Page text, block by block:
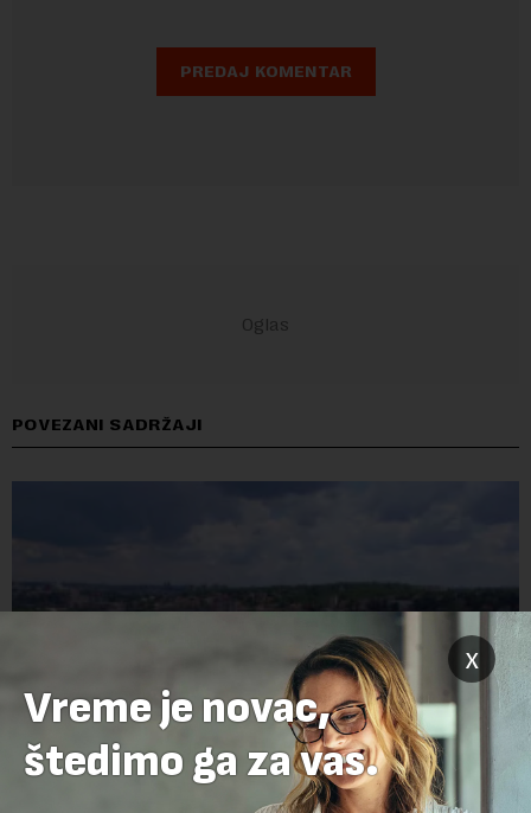
POVEZANI SADRŽAJI
Država osnovala preduzeće „Sava Properties
x
Vreme je novac,
štedimo ga za vas.